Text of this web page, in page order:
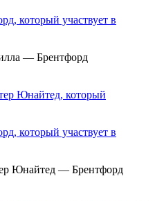
— Брентфорд
Юнайтед — Брентфорд